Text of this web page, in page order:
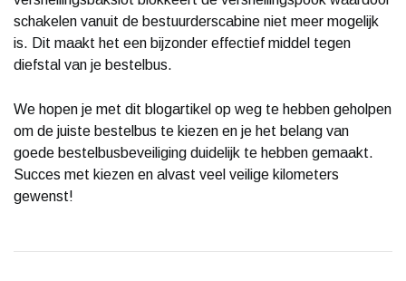
schakelen vanuit de bestuurderscabine niet meer mogelijk
is. Dit maakt het een bijzonder effectief middel tegen
diefstal van je bestelbus.
We hopen je met dit blogartikel op weg te hebben geholpen
om de juiste bestelbus te kiezen en je het belang van
goede bestelbusbeveiliging duidelijk te hebben gemaakt.
Succes met kiezen en alvast veel veilige kilometers
gewenst!